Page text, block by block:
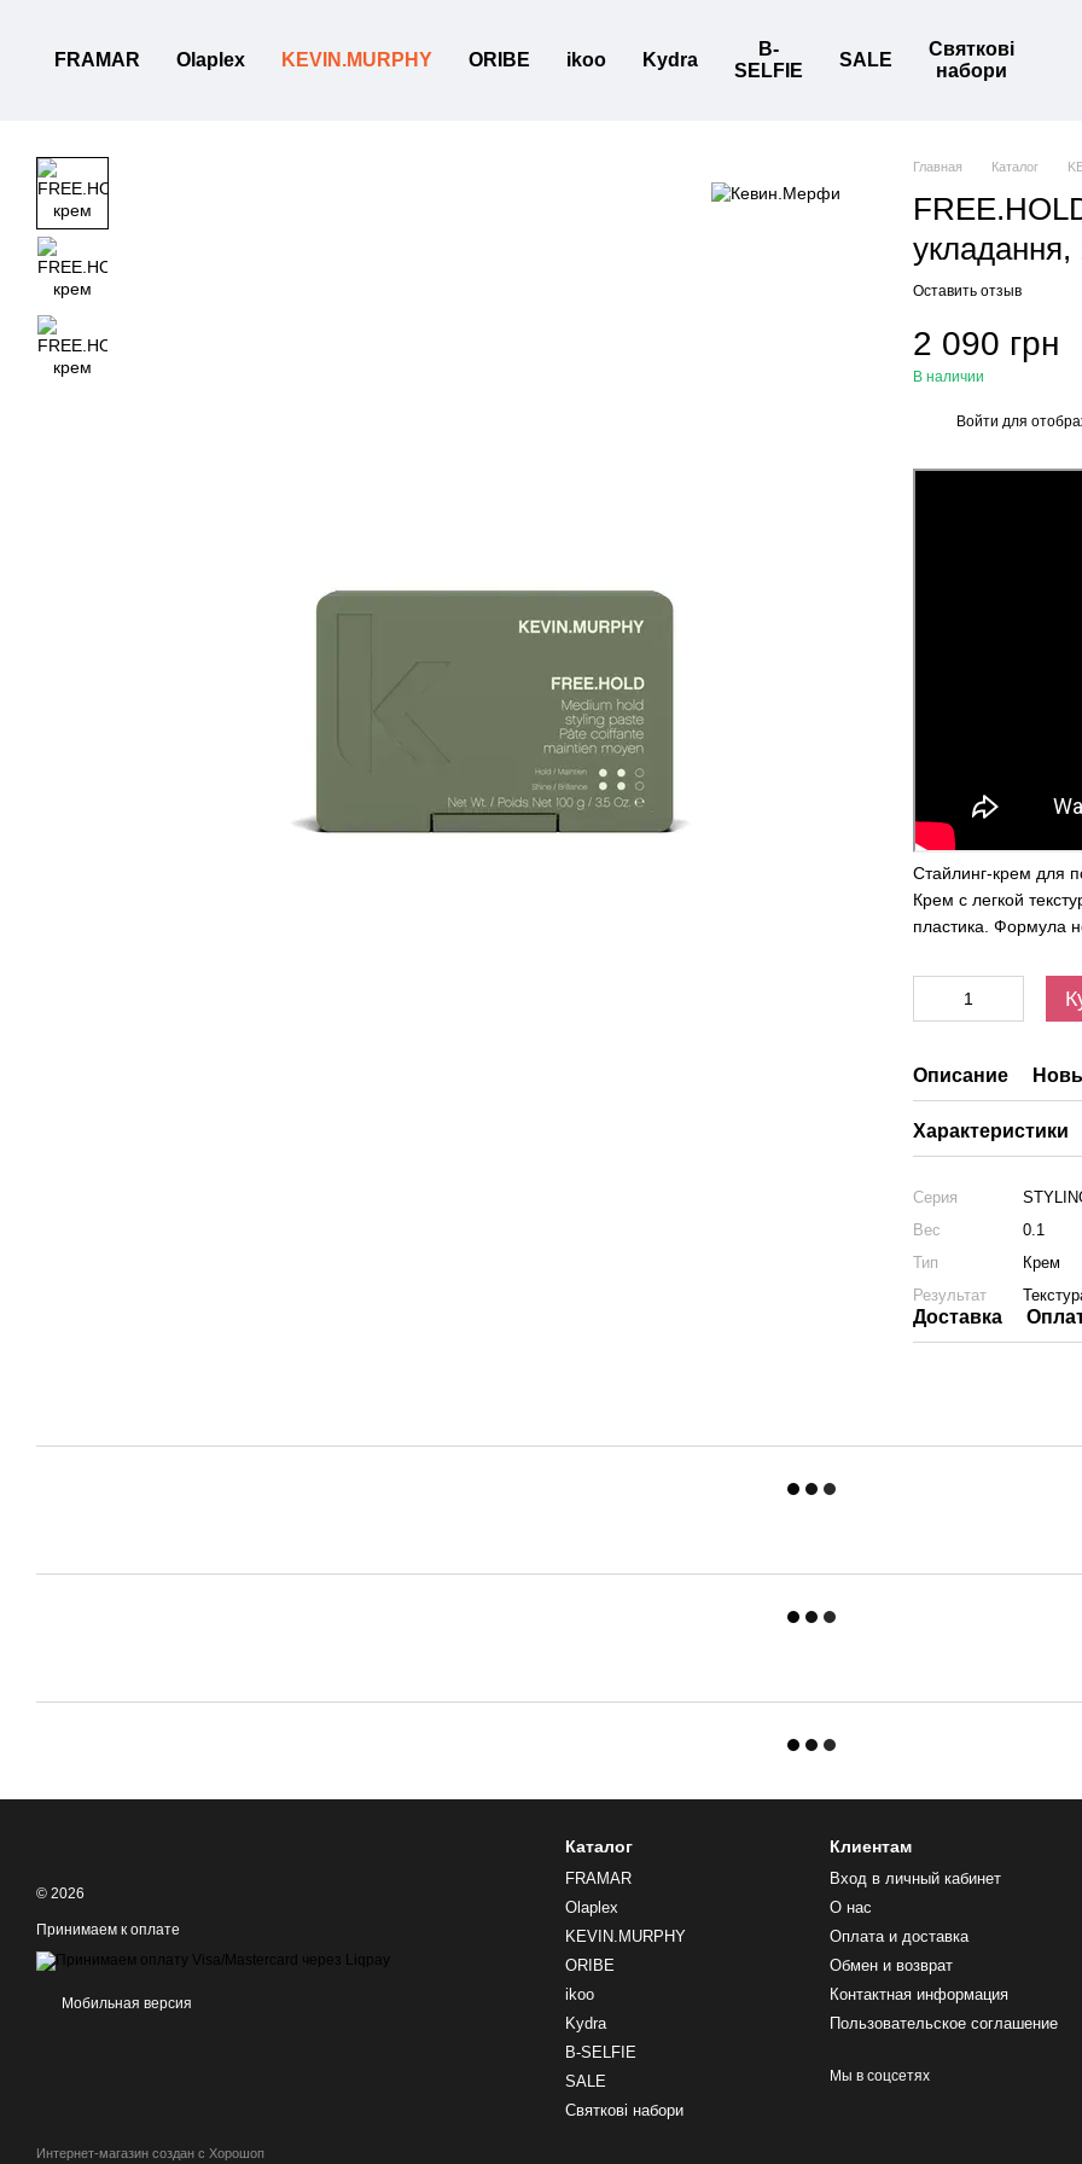
FRAMAR Olaplex KEVIN.MURPHY ORIBE ikoo Kydra
B-
SELFIE
SALE
Святкові
набори
Главная Каталог
укладання,
Оставить отзыв
2 090 грн
В наличии
Войти для
Стайлинг-крем для
Крем с легкой
пластика. Формула
Описание
Характеристики
Серия
Вес
0.1
Тип
Крем
Результат
Доставка
© 2026
Принимаем к оплате
Мобильная версия
Интернет-магазин создан с Хорошоп
Каталог
FRAMAR
Olaplex
KEVIN.MURPHY
ORIBE
ikoo
Kydra
B-SELFIE
SALE
Святкові набори
Клиентам
Вход в личный кабинет
О нас
Оплата и доставка
Обмен и возврат
Контактная информация
Пользовательское соглашение
Мы в соцсетях